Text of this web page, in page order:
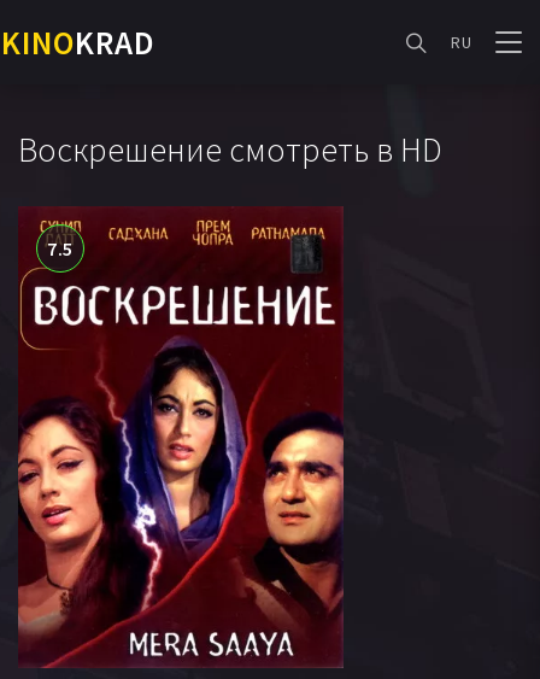
KINOKRAD RU
Воскрешение смотреть в HD
7.5